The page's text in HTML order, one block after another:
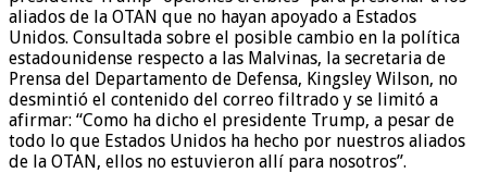
aliados de la OTAN que no hayan apoyado a Estados
Unidos. Consultada sobre el posible cambio en la política
estadounidense respecto a las Malvinas, la secretaria de
Prensa del Departamento de Defensa, Kingsley Wilson, no
desmintió el contenido del correo filtrado y se limitó a
afirmar: “Como ha dicho el presidente Trump, a pesar de
todo lo que Estados Unidos ha hecho por nuestros aliados
de la OTAN, ellos no estuvieron allí para nosotros”.